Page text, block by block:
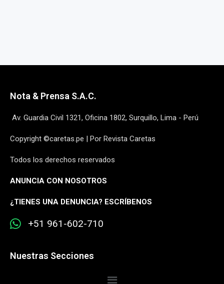
Nota & Prensa S.A.C.
Av. Guardia Civil 1321, Oficina 1802, Surquillo, Lima - Perú
Copyright ©caretas.pe | Por Revista Caretas
Todos los derechos reservados
ANUNCIA CON NOSOTROS
¿TIENES UNA DENUNCIA? ESCRÍBENOS
+51 961-602-710
Nuestras Secciones